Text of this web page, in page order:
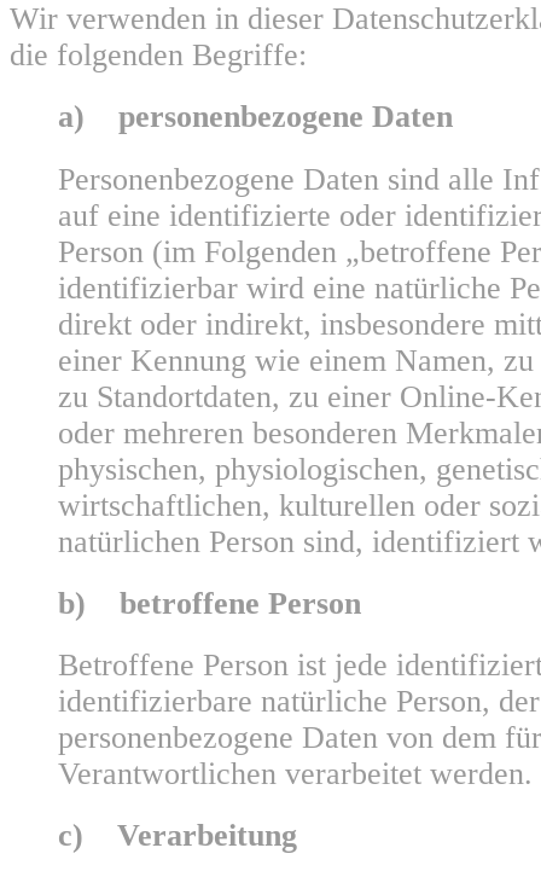
Wir verwenden in dieser
die folgenden Begriffe:
a) personenbezogene Daten
Personenbezogene Daten sind alle
auf eine identifizierte oder
Person (im Folgenden „betroffene
identifizierbar wird eine natürliche
direkt oder indirekt, insbesondere
einer Kennung wie einem Namen,
zu Standortdaten, zu einer Online-
oder mehreren besonderen
physischen, physiologischen,
wirtschaftlichen, kulturellen oder
natürlichen Person sind, identifiziert
b) betroffene Person
Betroffene Person ist jede
identifizierbare natürliche Person,
personenbezogene Daten von dem
Verantwortlichen verarbeitet werden.
c) Verarbeitung